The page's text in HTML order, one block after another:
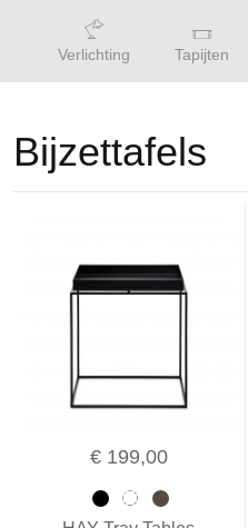
Verlichting Tapijten
Bijzettafels
€ 199,00